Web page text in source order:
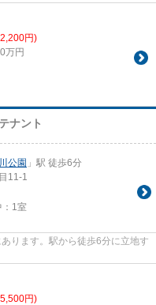
円)
万円
ナント
公園 」駅 徒歩6分
11-1
1室
ります。駅から徒歩6分に立地す
円)